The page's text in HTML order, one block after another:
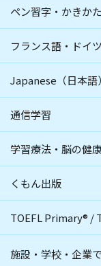
ペン習字・かきか
フランス語・ドイ
Japanese（日本語）
通信学習
学習療法・脳の健
くもん出版
TOEFL Primary® /
施設・学校・企業